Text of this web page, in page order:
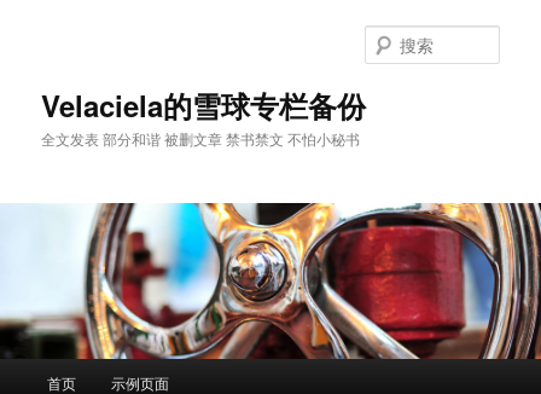
Velaciela的雪球专栏备份
全文发表 部分和谐 被删文章 禁书禁文 不怕小秘书
索
首页 示例页面